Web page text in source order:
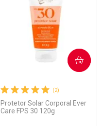
(2)
Protetor Solar Corporal Ever
Care FPS 30 120g
COMPRAR